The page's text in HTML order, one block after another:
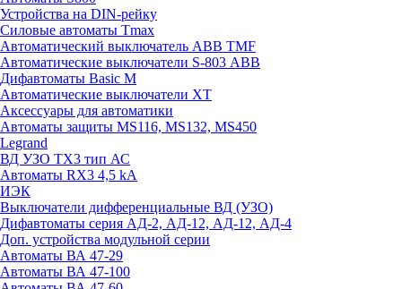
Устройства на DIN-рейку
Силовые автоматы Tmax
Автоматический выключатель ABB TMF
Автоматические выключатели S-803 АВВ
Дифавтоматы Basic M
Автоматические выключатели XT
Аксессуары для автоматики
Автоматы защиты MS116, MS132, MS450
Legrand
ВД УЗО TX3 тип АС
Автоматы RX3 4,5 kA
ИЭК
Выключатели дифференциальные ВД (УЗО)
Дифавтоматы серия АД-2, АД-12, АД-12, АД-4
Доп. устройства модульной серии
Автоматы ВА 47-29
Автоматы ВА 47-100